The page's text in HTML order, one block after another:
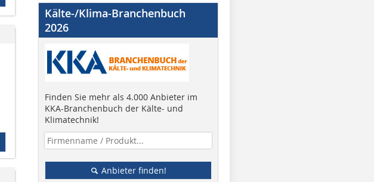
Kälte-/Klima-Branchenbuch
2026
Finden Sie mehr als 4.000 Anbieter im
KKA-Branchenbuch der Kälte- und
Klimatechnik!
Anbieter finden!